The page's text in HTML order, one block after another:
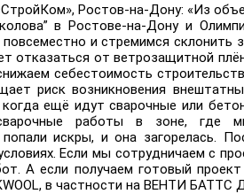
Ростов-на-Дону: «Из
в Ростове-на-Дону и
и стремимся склонить
отказаться от ветрозащитной
себестоимость
риск возникновения
ещё идут сварочные или
работы в зоне, где
попали искры, и она загорелась.
Если мы сотрудничаем с
А если получаем готовый
в частности на ВЕНТИ БАТТС